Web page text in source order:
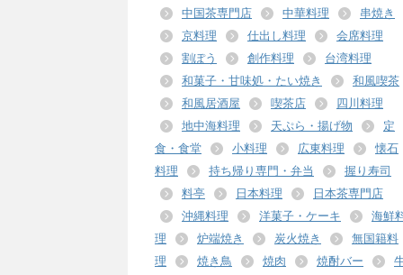
中国茶専門店
中華料理
串焼き
京料理
仕出し料理
会席料理
割ぽう
創作料理
台湾料理
和菓子・甘味処・たい焼き
和風喫茶
和風居酒屋
喫茶店
四川料理
地中海料理
天ぷら・揚げ物
定
食・食堂
小料理 広東料理
懐石
料理
持ち帰り専門・弁当
握り寿司
料亭
日本料理
日本茶専門店
沖縄料理
洋菓子・ケーキ
海鮮
理
炉端焼き 炭火焼き
無国籍料
理
焼き鳥 焼肉 焼酎バー